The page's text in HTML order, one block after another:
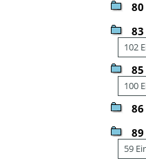
102
100
59